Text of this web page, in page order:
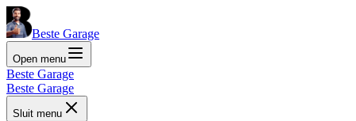
Beste Garage
Open menu
Beste Garage
Beste Garage
Sluit menu